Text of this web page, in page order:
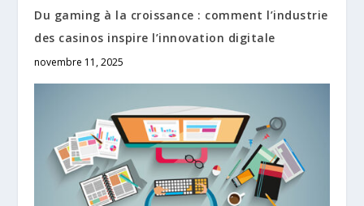
Du gaming à la croissance : comment l’industrie
des casinos inspire l’innovation digitale
novembre 11, 2025